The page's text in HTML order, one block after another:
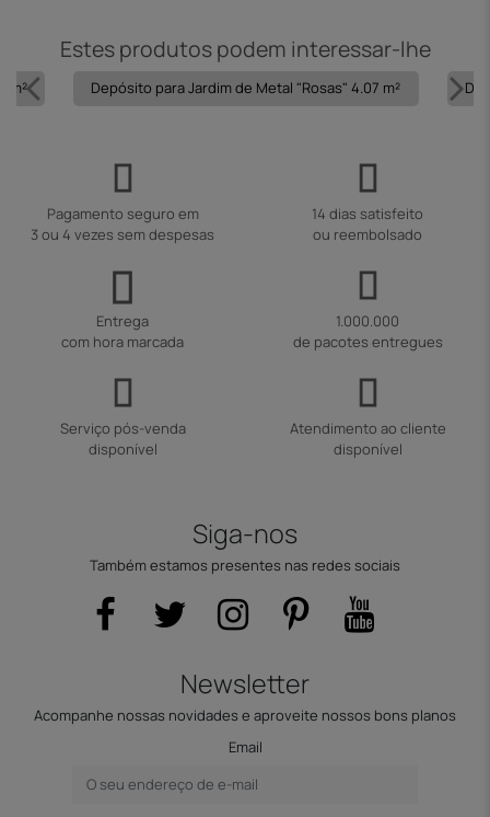
Estes produtos podem interessar-lhe
m² Depósito para Jardim de Metal "Rosas" 4.07 m²
Pagamento seguro em
3 ou 4 vezes sem despesas
14 dias satisfeito
ou reembolsado
Entrega
com hora marcada
1.000.000
de pacotes entregues
Serviço pós-venda
disponível
Atendimento ao cliente
disponível
Siga-nos
Também estamos presentes nas redes sociais
Newsletter
Acompanhe nossas novidades e aproveite nossos bons planos
Email